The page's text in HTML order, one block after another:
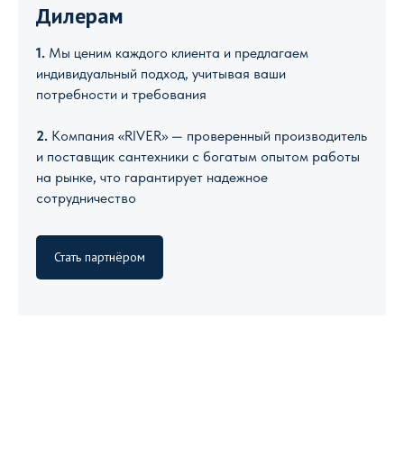
Дилерам
1. Мы ценим каждого клиента и предлагаем
индивидуальный подход, учитывая ваши
потребности и требования
2. Компания «RIVER» — проверенный производитель
и поставщик сантехники с богатым опытом работы
на рынке, что гарантирует надежное
сотрудничество
Стать партнёром